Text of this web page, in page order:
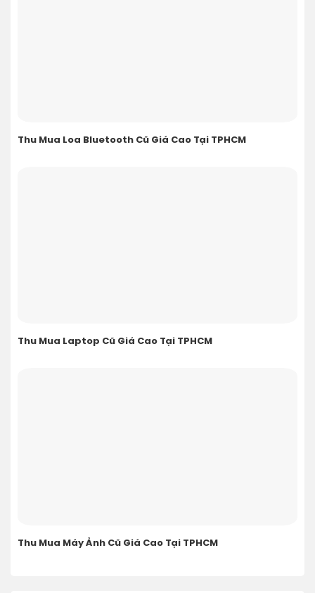
Thu Mua Loa Bluetooth Cũ Giá Cao Tại TPHCM
Thu Mua Laptop Cũ Giá Cao Tại TPHCM
Thu Mua Máy Ảnh Cũ Giá Cao Tại TPHCM